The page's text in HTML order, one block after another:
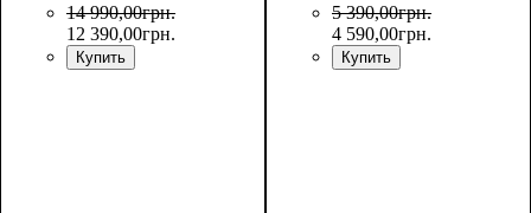
14 990,00грн.
12 390,00грн.
Купить
5 390,00грн.
4 590,00грн.
Купить